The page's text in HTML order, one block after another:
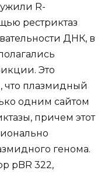
R-
рестриктаз
ДНК, в
Это
что плазмидный
одним сайтом
причем этот
генома.
pBR 322,